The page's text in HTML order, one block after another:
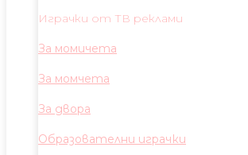
Играчки от ТВ реклами
За момичета
За момчета
За двора
Образователни играчки